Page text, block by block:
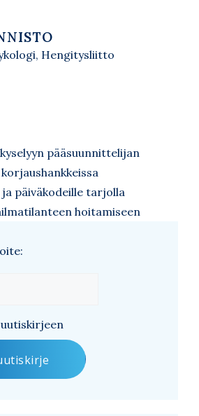
Hengitysliitto
pääsuunnittelijan
päiväkodeille tarjolla
hoitamiseen